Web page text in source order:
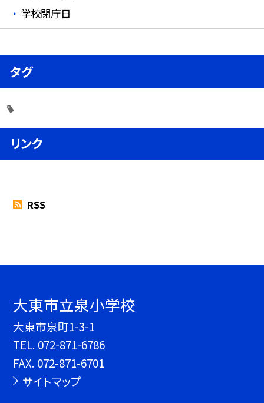
学校閉庁日
タグ
リンク
RSS
大東市立泉小学校
大東市泉町1-3-1
TEL. 072-871-6786
FAX. 072-871-6701
サイトマップ